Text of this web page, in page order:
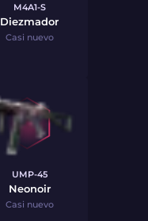
M4A1-S
Diezmador
Casi nuevo
UMP-45
Neonoir
Casi nuevo